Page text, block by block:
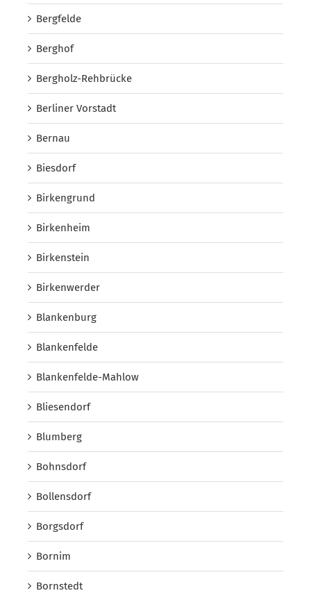
Bergfelde
Berghof
Bergholz-Rehbrücke
Berliner Vorstadt
Bernau
Biesdorf
Birkengrund
Birkenheim
Birkenstein
Birkenwerder
Blankenburg
Blankenfelde
Blankenfelde-Mahlow
Bliesendorf
Blumberg
Bohnsdorf
Bollensdorf
Borgsdorf
Bornim
Bornstedt